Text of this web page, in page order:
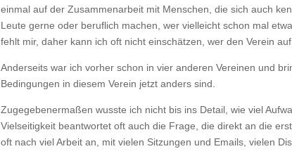
einmal auf der Zusammenarbeit mit Menschen, die sich auch
Leute gerne oder beruflich machen, wer vielleicht schon mal
fehlt mir, daher kann ich oft nicht einschätzen, wer den Verein
Anderseits war ich vorher schon in vier anderen Vereinen und
Bedingungen in diesem Verein jetzt anders sind.
Zugegebenermaßen wusste ich nicht bis ins Detail, wie viel
Vielseitigkeit beantwortet oft auch die Frage, die direkt an die
oft nach viel Arbeit an, mit vielen Sitzungen und Emails, vielen